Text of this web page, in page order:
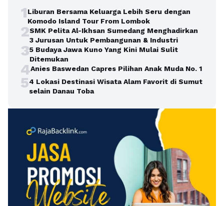
1Liburan Bersama Keluarga Lebih Seru dengan
Komodo Island Tour From Lombok
2SMK Pelita Al-Ikhsan Sumedang Menghadirkan
3 Jurusan Untuk Pembangunan & Industri
35 Budaya Jawa Kuno Yang Kini Mulai Sulit
Ditemukan
4Anies Baswedan Capres Pilihan Anak Muda No. 1
54 Lokasi Destinasi Wisata Alam Favorit di Sumut
selain Danau Toba